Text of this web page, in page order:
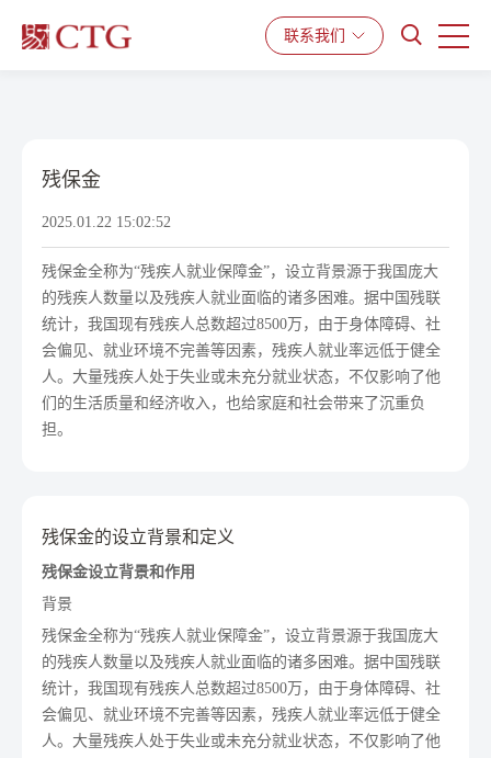
解决方案 资源中心
联系我们
残保金
2025.01.22 15:02:52
残保金全称为“残疾人就业保障金”，设立背景源于我国庞大
的残疾人数量以及残疾人就业面临的诸多困难。据中国残联
统计，我国现有残疾人总数超过8500万，由于身体障碍、社
会偏见、就业环境不完善等因素，残疾人就业率远低于健全
人。大量残疾人处于失业或未充分就业状态，不仅影响了他
们的生活质量和经济收入，也给家庭和社会带来了沉重负
担。
残保金的设立背景和定义
残保金设立背景和作用
背景
残保金全称为“残疾人就业保障金”，设立背景源于我国庞大
的残疾人数量以及残疾人就业面临的诸多困难。据中国残联
统计，我国现有残疾人总数超过8500万，由于身体障碍、社
会偏见、就业环境不完善等因素，残疾人就业率远低于健全
人。大量残疾人处于失业或未充分就业状态，不仅影响了他